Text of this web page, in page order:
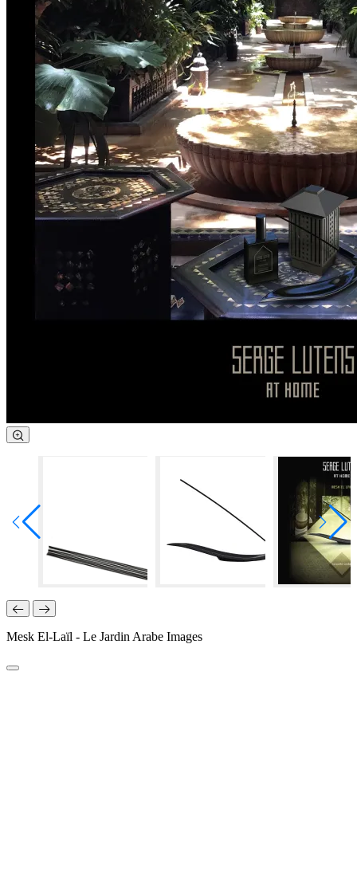
Mesk El-Laïl - Le Jardin Arabe Images